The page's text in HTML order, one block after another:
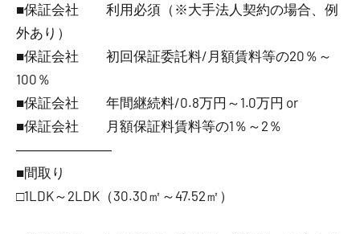
■保証会社 利用必須（※大手法人契約の場合、例
外あり）
■保証会社 初回保証委託料/月額賃料等の20％～
100％
■保証会社 年間継続料/0.8万円～1.0万円 or
■保証会社 月額保証料賃料等の1％～2％
―――――――
■間取り
□1LDK～2LDK（30.30㎡～47.52㎡）